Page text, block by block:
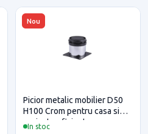
Nou
In stoc
Picior metalic mobilier D50
H100 Crom pentru casa si
proiecte eficiente